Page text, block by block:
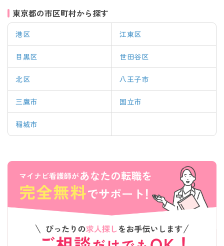
東京都の市区町村から探す
港区 江東区
目黒区 世田谷区
北区 八王子市
三鷹市 国立市
稲城市